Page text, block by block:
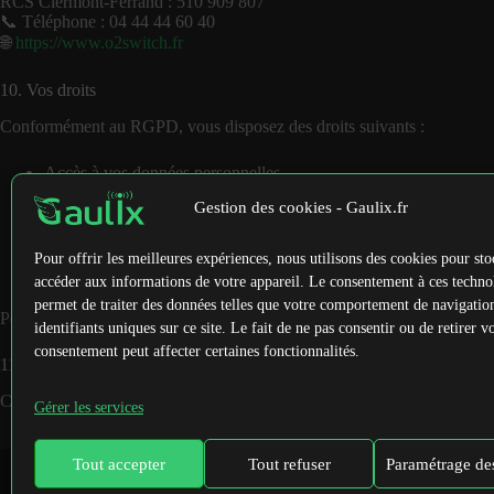
Gestion des cookies - Gaulix.fr
Pour offrir les meilleures expériences, nous utilisons des cookies pour
accéder aux informations de votre appareil. Le consentement à ces
permet de traiter des données telles que votre comportement de
identifiants uniques sur ce site. Le fait de ne pas consentir ou de retirer
consentement peut affecter certaines fonctionnalités.
Gérer les services
Tout accepter Tout refuser Paramétrage
📞 Téléphone : 04 44 44 60 40
🌐 https://www.o2switch.fr
10. Vos droits
Conformément au RGPD, vous disposez des droits suivants :
Accès à vos données personnelles
Rectification si elles sont inexactes ou incomplètes
Suppression de vos données (« droit à l’oubli »)
Opposition au traitement de vos données (notamment cookies/
Portabilité de vos données (transfert vers un autre prestataire)
Pour exercer vos droits, contactez le responsable officiel à :
11. Mise à jour de cette politique
Cette politique peut être modifiée à tout moment pour rester
Mentions légales
Conditions Générales d’Utilisation